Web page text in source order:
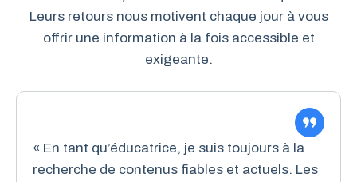
Leurs retours nous motivent chaque jour à vous
offrir une information à la fois accessible et
exigeante.
« En tant qu’éducatrice, je suis toujours à la
recherche de contenus fiables et actuels. Les